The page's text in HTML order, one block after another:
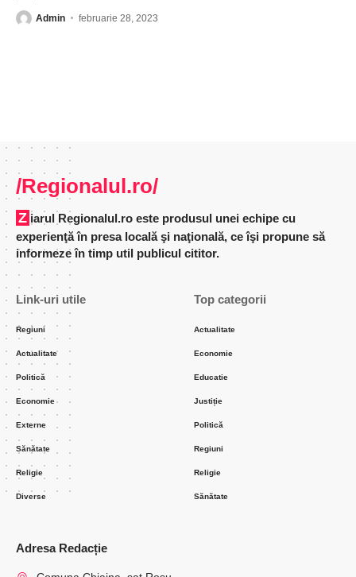
Admin februarie 28, 2023
/Regionalul.ro/
Ziarul Regionalul.ro este produsul unei echipe cu
experienţă în presa locală şi naţională, ce îşi propune să
informeze în timp util publicul cititor.
Link-uri utile
Regiuni
Actualitate
Politică
Economie
Externe
Sănătate
Religie
Diverse
Top categorii
Actualitate
Economie
Educatie
Justiție
Politică
Regiuni
Religie
Sănătate
Adresa Redacție